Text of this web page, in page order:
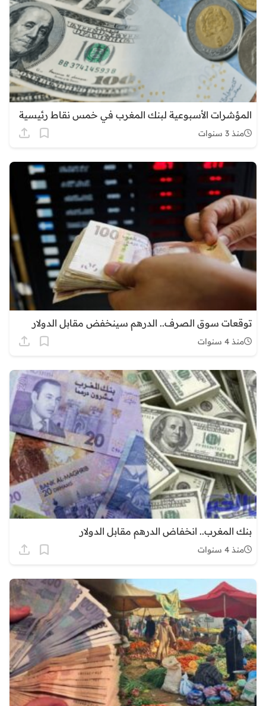
المؤشرات الأسبوعية لبنك المغرب في خمس نقاط رئيسية
منذ 3 سنوات
توقعات سوق الصرف.. الدرهم سينخفض مقابل الدولار
منذ 4 سنوات
بنك المغرب.. انخفاض الدرهم مقابل الدولار
منذ 4 سنوات